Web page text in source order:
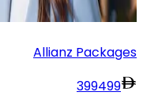
Allianz Packages
399499